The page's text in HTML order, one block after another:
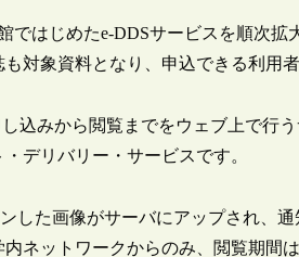
ではじめたe-DDSサービスを順次
対象資料となり、申込できる利用
込みから閲覧までをウェブ上で行
デリバリー・サービスです。
した画像がサーバにアップされ、
ネットワークからのみ、閲覧期間